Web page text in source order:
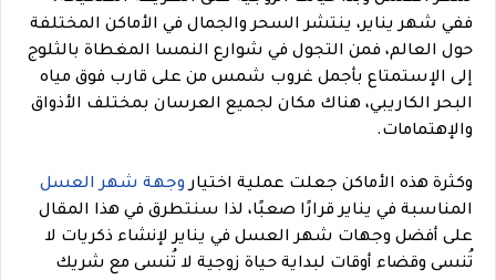
ففي شهر يناير، ينتشر السحر والجمال في الأماكن المختلفة
حول العالم، فمن التجول في شوارع النمسا المغطاة بالثلوج
إلى الإستمتاع بأجمل غروب شمس من على قارب فوق مياه
البحر الكاريبي، هناك مكان لجميع العرسان بمختلف الأذواق
والإهتمامات.
وكثرة هذه الأماكن جعلت عملية اختياروجهة شهر العسل
المناسبة في يناير قرارًا صعبًا، لذا سنتطرق في هذا المقال
على أفضل وجهات شهر العسل في يناير لإنشاء ذكريات لا
تُنسى وقضاء أوقات لبداية حياة زوجية لا تُنسى مع شريك